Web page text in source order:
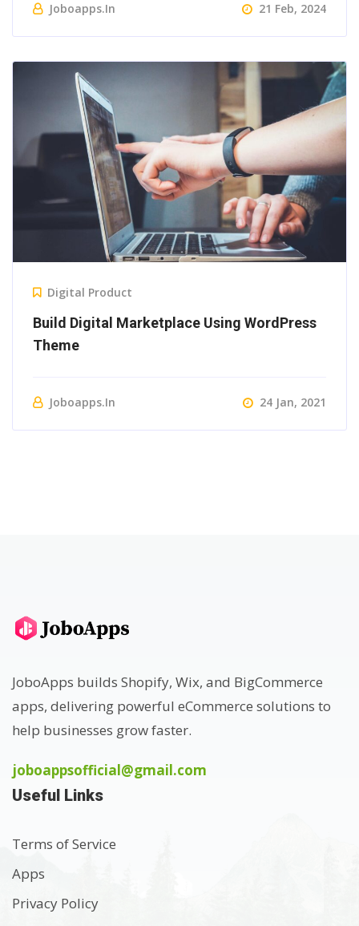
Joboapps.in 21 Feb, 2024
Digital Product
Build Digital Marketplace Using WordPress
Theme
Joboapps.in 24 Jan, 2021
JoboApps builds Shopify, Wix, and BigCommerce
apps, delivering powerful eCommerce solutions to
help businesses grow faster.
joboappsofficial@gmail.com
Useful Links
Terms of Service
Apps
Privacy Policy